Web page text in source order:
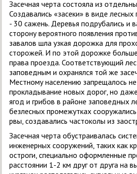
Засечная черта состояла из
Создавались «засеки» в виде
- 30 сажень. Деревья подрубались и
сторону вероятного появления
завалов шла узкая дорожка для
сторожей. И по этой дорожке
права проезда. Соответствующий
заповедным и охранялся той же
Местному населению запрещалось
прокладывание новых дорог, но
ягод и грибов в районе заповедных
безлесных промежутках
рвы, создавались частоколы из
Засечная черта обустраивалась
инженерных сооружений, таких как
остроги, специально оформленные
расстоянии 1-2 км друг от друга на